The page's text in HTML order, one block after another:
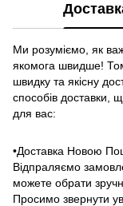
Ми розуміємо, як
якомога швидше!
швидку та якісну
способів доставки,
для вас:
•Доставка Новою
Відпраляємо
можете обрати
Просимо звернути